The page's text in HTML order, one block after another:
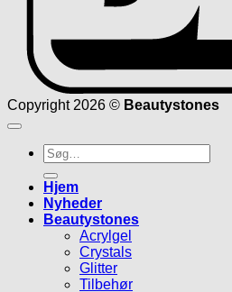
Copyright 2026 © Beautystones
Søg
efter:
Hjem
Nyheder
Beautystones
Acrylgel
Crystals
Glitter
Tilbehør